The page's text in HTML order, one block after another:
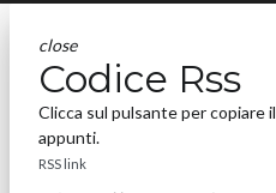
close
Codice Rss
Clicca sul pulsante per copiare
appunti.
RSS link